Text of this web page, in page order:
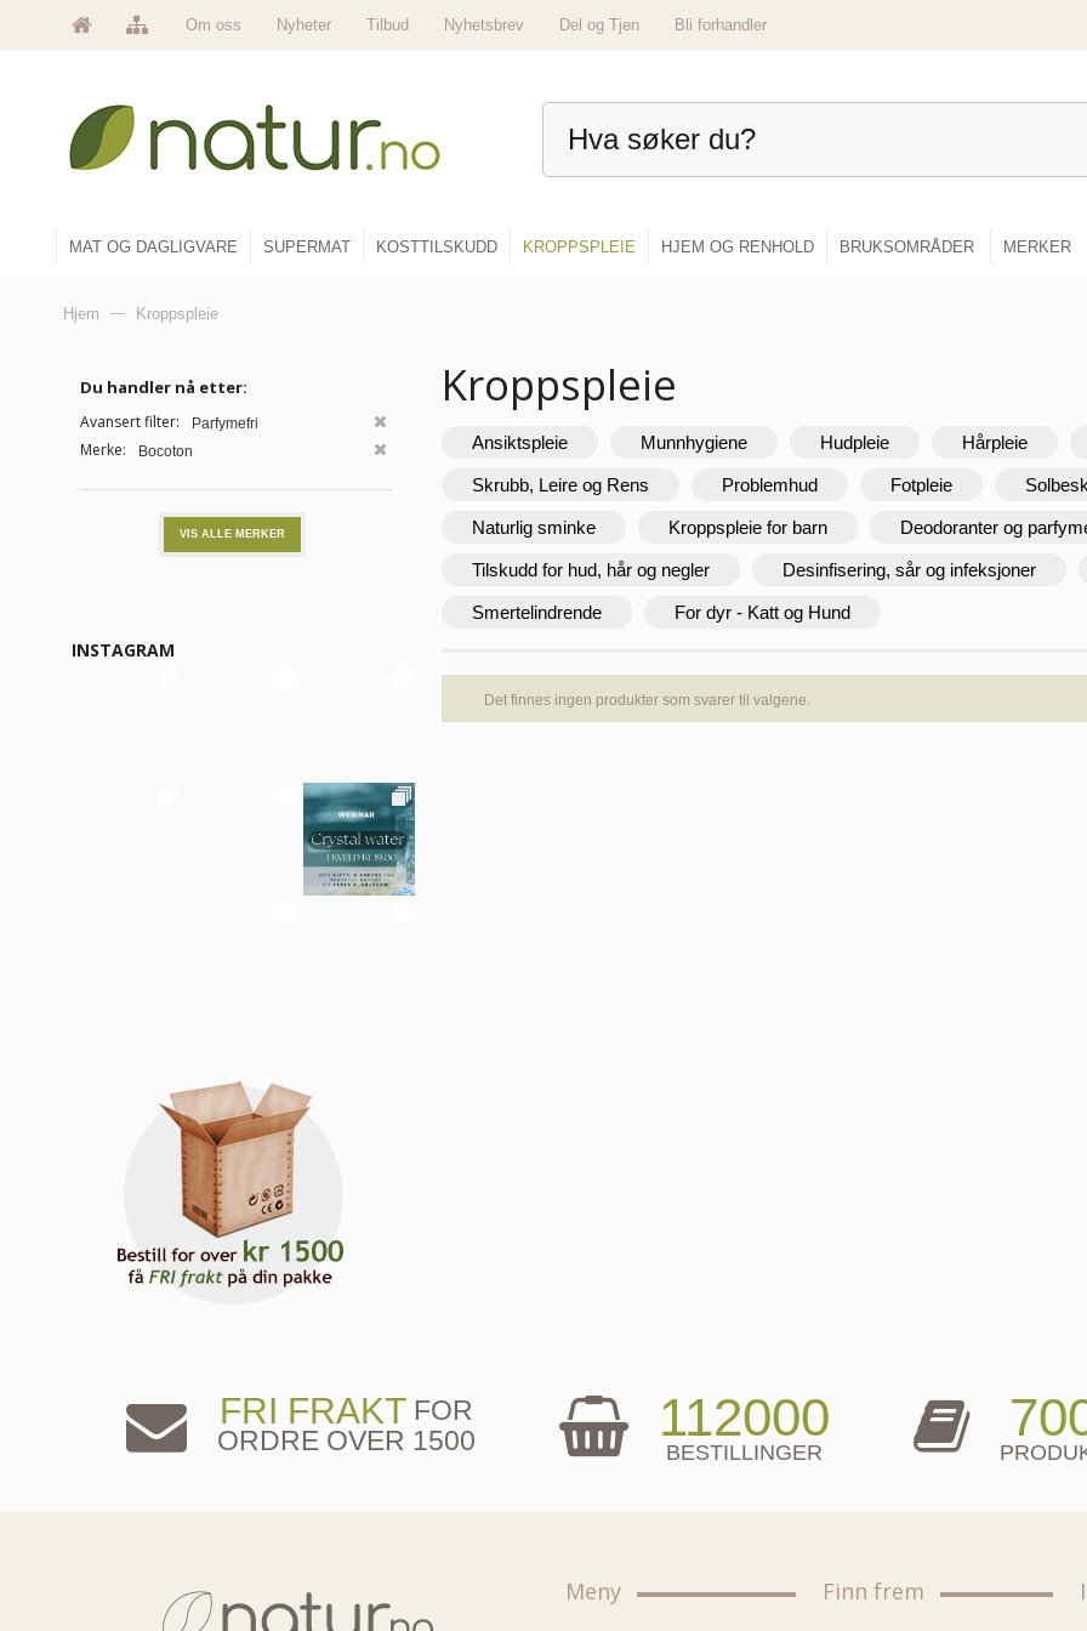
Om oss Nyheter Tilbud Nyhetsbrev Del og Tjen Bli forhandler
MAT OG DAGLIGVARE SUPERMAT KOSTTILSKUDD KROPPSPLEIE HJEM OG RENHOLD BRUKSOMRÅDER MERKER
Hjem — Kroppspleie
Kroppspleie
Ansiktspleie Munnhygiene Hudpleie Hårpleie
Skrubb, Leire og Rens Problemhud Fotpleie
Naturlig sminke Kroppspleie for barn Deodoranter og
Tilskudd for hud, hår og negler Desinfisering, sår og infeksjoner
Smertelindrende For dyr - Katt og Hund
Det finnes ingen produkter som svarer til valgene.
Du handler nå etter:
Avansert filter: Parfymefri
Merke: Bocoton
VIS ALLE MERKER
INSTAGRAM
FRI FRAKT FOR
ORDRE OVER 1500
112000
BESTILLINGER
Meny Finn frem